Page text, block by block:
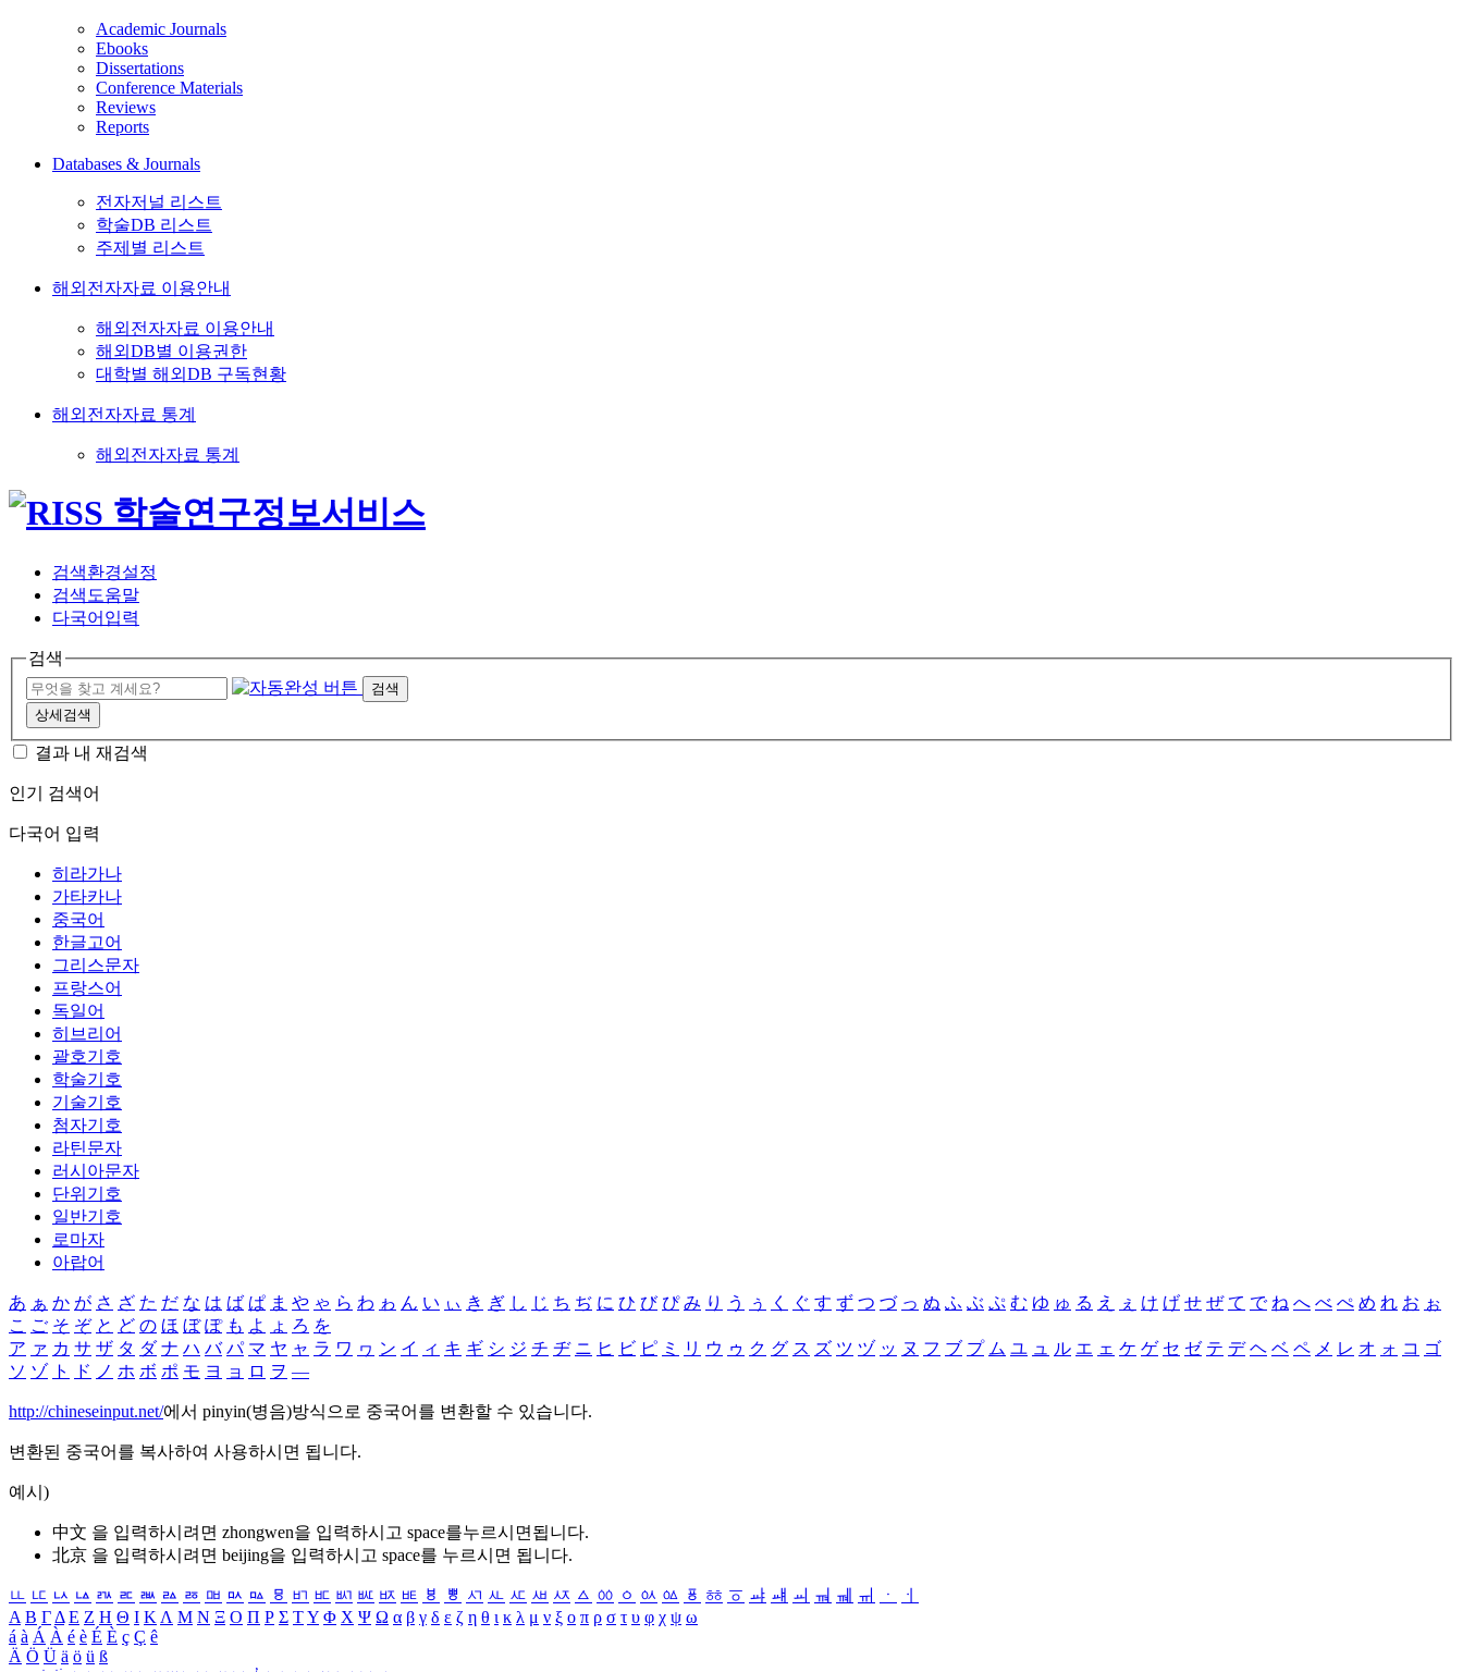
Academic Journals
Ebooks
Dissertations
Conference Materials
Reviews
Reports
Databases & Journals
전자저널 리스트
학술DB 리스트
주제별 리스트
해외전자자료 이용안내
해외전자자료 이용안내
해외DB별 이용권한
대학별 해외DB 구독현황
해외전자자료 통계
해외전자자료 통계
검색환경설정
검색도움말
다국어입력
검색
검색
상세검색
결과 내 재검색
인기 검색어
다국어 입력
히라가나
가타카나
중국어
한글고어
그리스문자
프랑스어
독일어
히브리어
괄호기호
학술기호
기술기호
첨자기호
라틴문자
러시아문자
단위기호
일반기호
로마자
아랍어
あ ぁ か が さ ざ た だ な は ば ぱ ま や ゃ ら わ ゎ ん い ぃ き ぎ し じ ち ぢ に ひ び ぴ み り う ぅ く ぐ す ず つ づ っ ぬ ふ ぶ ぷ む ゆ ゅ る え ぇ け げ せ ぜ て で ね へ べ ぺ め れ お ぉ
こ ご そ ぞ と ど の ほ ぼ ぽ も よ ょ ろ を
ア ァ カ サ ザ タ ダ ナ ハ バ パ マ ヤ ャ ラ ワ ヮ ン イ ィ キ ギ シ ジ チ ヂ ニ ヒ ビ ピ ミ リ ウ ゥ ク グ ス ズ ツ ヅ ッ ヌ フ ブ プ ム ユ ュ ル エ ェ ケ ゲ セ ゼ テ デ ヘ ベ ペ メ レ オ ォ コ ゴ
ソ ゾ ト ド ノ ホ ボ ポ モ ヨ ョ ロ ヲ ―
http://chineseinput.net/에서 pinyin(병음)방식으로 중국어를 변환할 수 있습니다.
변환된 중국어를 복사하여 사용하시면 됩니다.
예시)
中文 을 입력하시려면 zhongwen을 입력하시고 space를누르시면됩니다.
北京 을 입력하시려면 beijing을 입력하시고 space를 누르시면 됩니다.
ㅥ ㅦ ㅧ ㅨ ㅩ ㅪ ㅫ ㅬ ㅭ ㅮ ㅯ ㅰ ㅱ ㅲ ㅳ ㅴ ㅵ ㅶ ㅷ ㅸ ㅹ ㅺ ㅻ ㅼ ㅽ ㅾ ㅿ ㆀ ㆁ ㆂ ㆃ ㆄ ㆅ ㆆ ㆇ ㆈ ㆉ ㆊ ㆋ ㆌ ㆍ
ㆎ
Α Β ΓΔ Ε Ζ Η Θ Ι ΚΛ Μ Ν Ξ Ο Π Ρ Σ ΤΥ Φ Χ Ψ Ω α β γ δ ε ζ η θ ι κ λ μ ν ξ ο π ρ σ τ υ φ χ ψ ω
á à Á À é è É È ç Ç ê
Ä Ö Ü ä ö ü ß